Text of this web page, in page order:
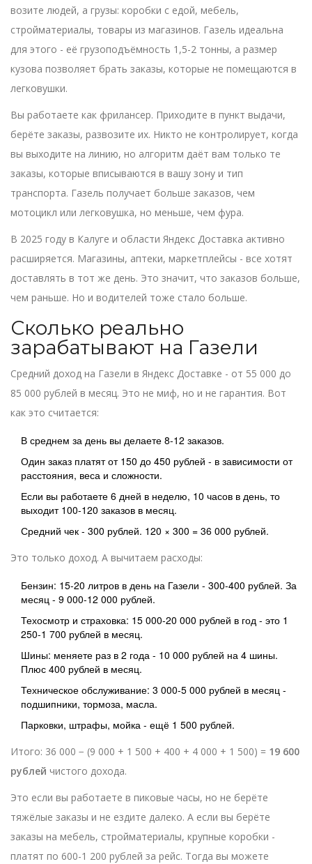
возите людей, а грузы: коробки с едой, мебель,
стройматериалы, товары из магазинов. Газель идеальна
для этого - её грузоподъёмность 1,5-2 тонны, а размер
кузова позволяет брать заказы, которые не помещаются в
легковушки.
Вы работаете как фрилансер. Приходите в пункт выдачи,
берёте заказы, развозите их. Никто не контролирует, когда
вы выходите на линию, но алгоритм даёт вам только те
заказы, которые вписываются в вашу зону и тип
транспорта. Газель получает больше заказов, чем
мотоцикл или легковушка, но меньше, чем фура.
В 2025 году в Калуге и области Яндекс Доставка активно
расширяется. Магазины, аптеки, маркетплейсы - все хотят
доставлять в тот же день. Это значит, что заказов больше,
чем раньше. Но и водителей тоже стало больше.
Сколько реально
зарабатывают на Газели
Средний доход на Газели в Яндекс Доставке - от 55 000 до
85 000 рублей в месяц. Это не миф, но и не гарантия. Вот
как это считается:
В среднем за день вы делаете 8-12 заказов.
Один заказ платят от 150 до 450 рублей - в зависимости от
расстояния, веса и сложности.
Если вы работаете 6 дней в неделю, 10 часов в день, то
выходит 100-120 заказов в месяц.
Средний чек - 300 рублей. 120 × 300 = 36 000 рублей.
Это только доход. А вычитаем расходы:
Бензин: 15-20 литров в день на Газели - 300-400 рублей. За
месяц - 9 000-12 000 рублей.
Техосмотр и страховка: 15 000-20 000 рублей в год - это 1
250-1 700 рублей в месяц.
Шины: меняете раз в 2 года - 10 000 рублей на 4 шины.
Плюс 400 рублей в месяц.
Техническое обслуживание: 3 000-5 000 рублей в месяц -
подшипники, тормоза, масла.
Парковки, штрафы, мойка - ещё 1 500 рублей.
Итого: 36 000 − (9 000 + 1 500 + 400 + 4 000 + 1 500) = 19 600
рублей чистого дохода.
Это если вы работаете в пиковые часы, но не берёте
тяжёлые заказы и не ездите далеко. А если вы берёте
заказы на мебель, стройматериалы, крупные коробки -
платят по 600-1 200 рублей за рейс. Тогда вы можете